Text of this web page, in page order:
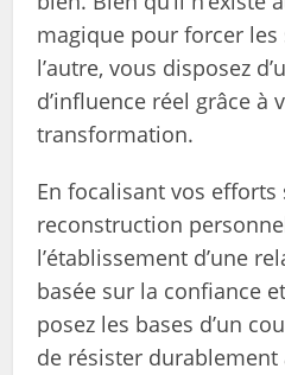
magique pour forcer
l’autre, vous disposez
d’influence réel grâce à
transformation.
En focalisant vos efforts
reconstruction
l’établissement d’une
basée sur la confiance
posez les bases d’un
de résister durablement